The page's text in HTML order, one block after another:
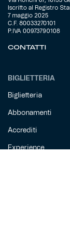
Iscritto al Registro
7 maggio 2025
C.F. 80033270101
P.IVA 00973790108
CONTATTI
BIGLIETTERIA
Biglietteria
Abbonamenti
Accrediti
Experience